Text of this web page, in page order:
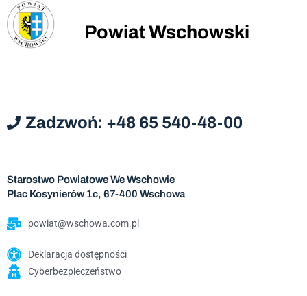
Powiat Wschowski
Zadzwoń: +48 65 540-48-00
Starostwo Powiatowe We Wschowie
Plac Kosynierów 1c, 67-400 Wschowa
powiat@wschowa.com.pl
Deklaracja dostępności
Cyberbezpieczeństwo